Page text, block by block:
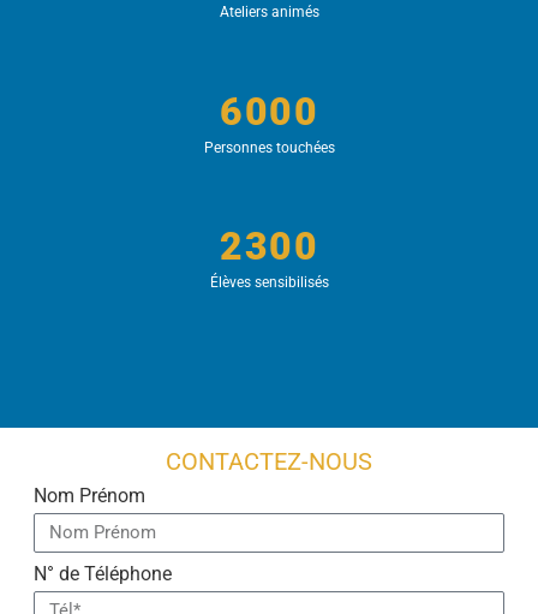
Ateliers animés
Personnes touchées
6000
Élèves sensibilisés
2300
CONTACTEZ-NOUS
Nom Prénom
N° de Téléphone